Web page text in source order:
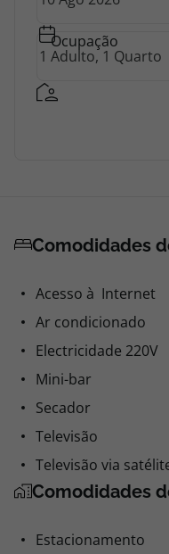
Ocupação
Comodidades
Acesso à Internet
Ar condicionado
Electricidade 220V
Mini-bar
Secador
Televisão
Televisão via
Comodidades
Estacionamento